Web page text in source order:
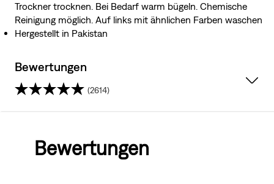
Trockner trocknen. Bei Bedarf warm bügeln. Chemische
Reinigung möglich. Auf links mit ähnlichen Farben waschen
Hergestellt in Pakistan
Bewertungen
(2614)
Bewertungen